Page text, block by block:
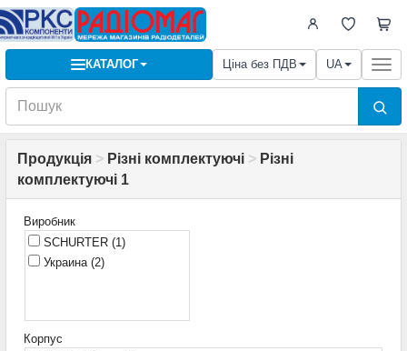
КАТАЛОГ Ціна без ПДВ UA
Продукція > Різні комплектуючі > Різні
комплектуючі 1
Виробник
SCHURTER (1)
Украина (2)
Корпус